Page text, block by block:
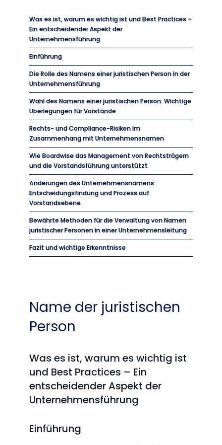
Was es ist, warum es wichtig ist und Best Practices –
Ein entscheidender Aspekt der
Unternehmensführung
Einführung
Die Rolle des Namens einer juristischen Person in der
Unternehmensführung
Wahl des Namens einer juristischen Person: Wichtige
Überlegungen für Vorstände
Rechts- und Compliance-Risiken im
Zusammenhang mit Unternehmensnamen
Wie Boardwise das Management von Rechtsträgern
und die Vorstandsführung unterstützt
Änderungen des Unternehmensnamens:
Entscheidungsfindung und Prozess auf
Vorstandsebene
Bewährte Methoden für die Verwaltung von Namen
juristischer Personen in einer Unternehmensleitung
Fazit und wichtige Erkenntnisse
Name der juristischen
Person
Was es ist, warum es wichtig ist
und Best Practices – Ein
entscheidender Aspekt der
Unternehmensführung
Einführung